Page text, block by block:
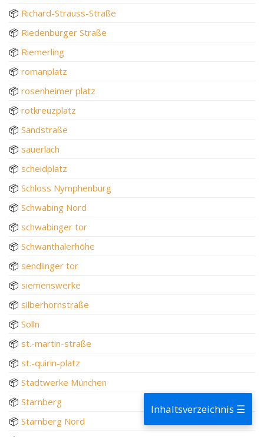
📦 Richard-Strauss-Straße
📦 Riedenburger Straße
📦 Riemerling
📦 romanplatz
📦 rosenheimer platz
📦 rotkreuzplatz
📦 Sandstraße
📦 sauerlach
📦 scheidplatz
📦 Schloss Nymphenburg
📦 Schwabing Nord
📦 schwabinger tor
📦 Schwanthalerhöhe
📦 sendlinger tor
📦 siemenswerke
📦 silberhornstraße
📦 Solln
📦 st.-martin-straße
📦 st.-quirin-platz
📦 Stadtwerke München
📦 Starnberg
📦 Starnberg Nord
Inhaltsverzeichnis ☰